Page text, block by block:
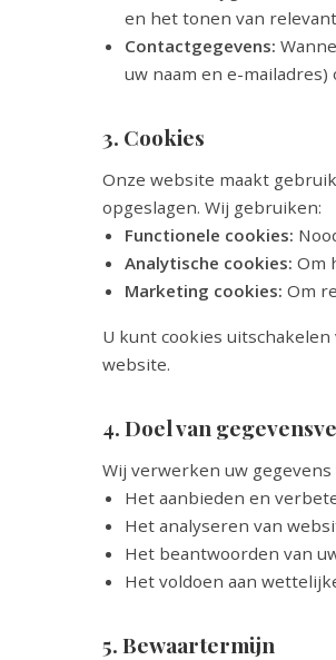
en het tonen van
Contactgegevens:
uw naam en e-
3. Cookies
Onze website maakt
opgeslagen. Wij gebruiken:
Functionele cookies:
Analytische cookies: Om
Marketing cookies: Om
U kunt cookies
website.
4. Doel van
Wij verwerken uw
Het aanbieden en
Het analyseren van
Het beantwoorden van
Het voldoen aan
5. Bewaartermijn